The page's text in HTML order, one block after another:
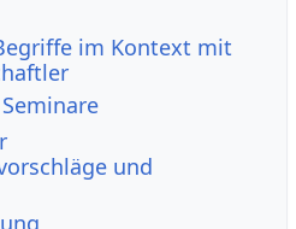
im Kontext mit
und